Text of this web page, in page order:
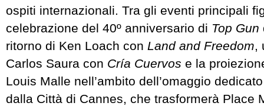
ospiti internazionali. Tra gli eventi principali
celebrazione del 40º anniversario di Top Gun
ritorno di Ken Loach con Land and Freedom
Carlos Saura con Cría Cuervos e la
Louis Malle nell’ambito dell’omaggio
dalla Città di Cannes, che trasformerà Place